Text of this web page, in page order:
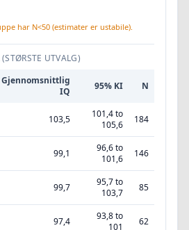
har N<50 (estimater er ustabile).
UTVALG)
Gjennomsnittlig
IQ
95% KI N
103,5
101,4 to
105,6
184
99,1
96,6 to
101,6
146
99,7
95,7 to
103,7
85
97,4
93,8 to
101
62